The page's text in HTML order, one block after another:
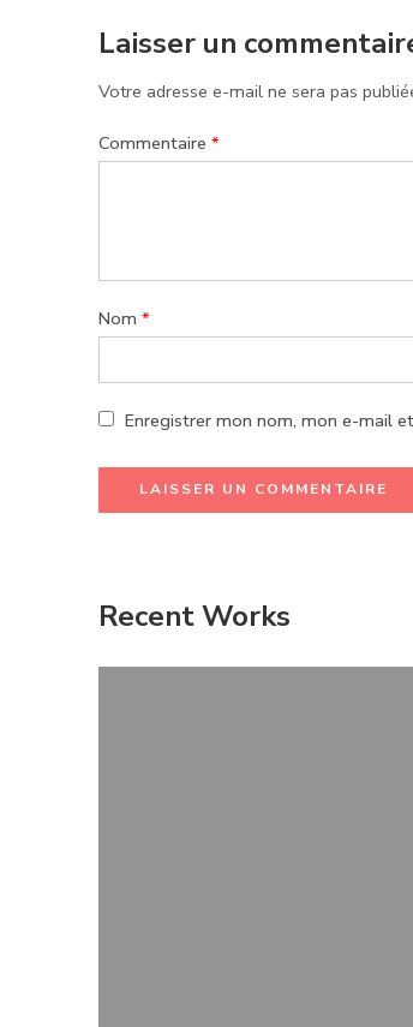
Laisser un
Votre adresse e-mail ne sera pas
Commentaire *
Nom *
Enregistrer mon nom, mon e-mail
Recent Works